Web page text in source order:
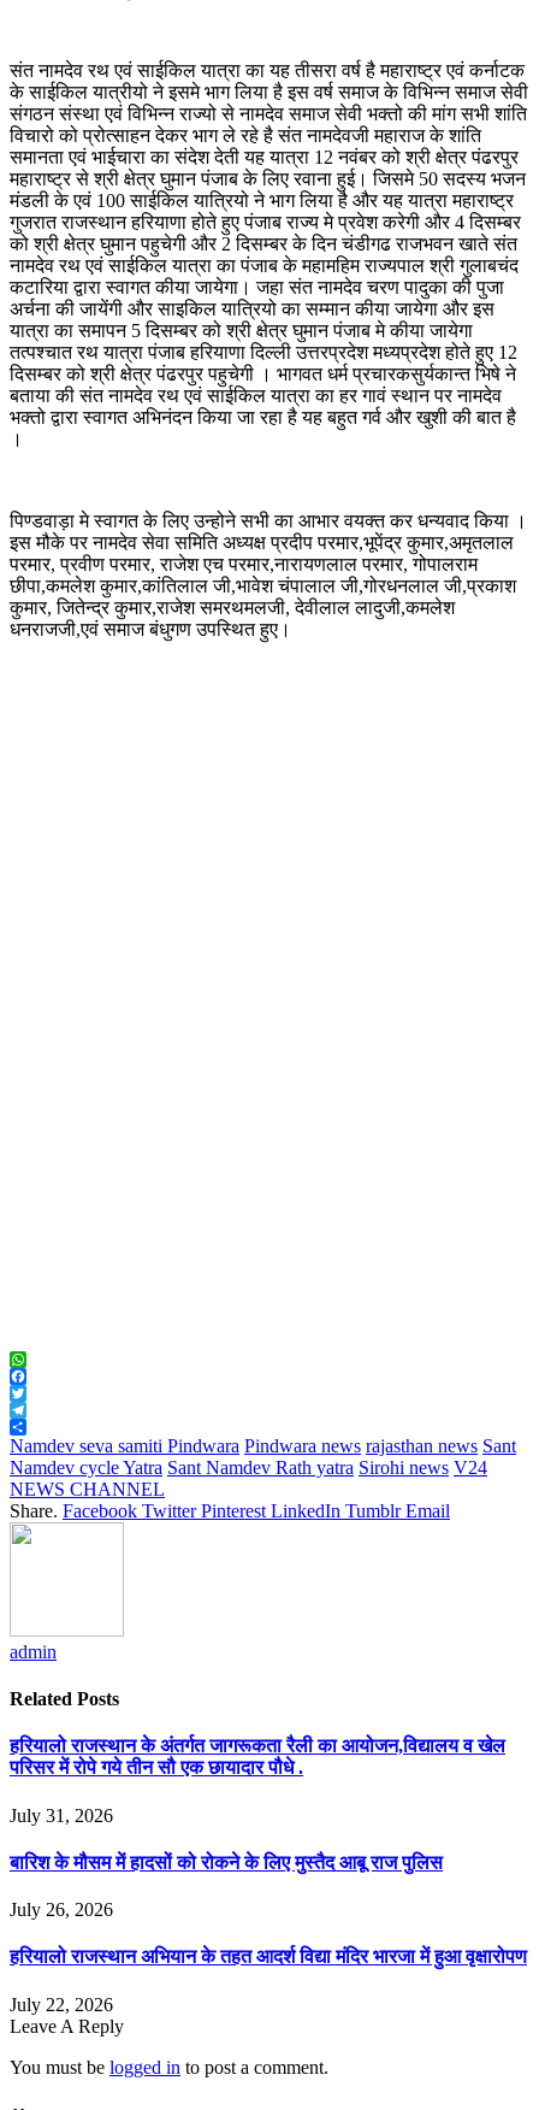
संत नामदेव रथ एवं साईकिल यात्रा का यह तीसरा वर्ष है महाराष्ट्र एवं कर्नाटक
के साईकिल यात्रीयो ने इसमे भाग लिया है इस वर्ष समाज के विभिन्न समाज सेवी
संगठन संस्था एवं विभिन्न राज्यो से नामदेव समाज सेवी भक्तो की मांग सभी शांति
विचारो को प्रोत्साहन देकर भाग ले रहे है संत नामदेवजी महाराज के शांति
समानता एवं भाईचारा का संदेश देती यह यात्रा 12 नवंबर को श्री क्षेत्र पंढरपुर
महाराष्ट्र से श्री क्षेत्र घुमान पंजाब के लिए रवाना हुई। जिसमे 50 सदस्य भजन
मंडली के एवं 100 साईकिल यात्रियो ने भाग लिया है और यह यात्रा महाराष्ट्र
गुजरात राजस्थान हरियाणा होते हुए पंजाब राज्य मे प्रवेश करेगी और 4 दिसम्बर
को श्री क्षेत्र घुमान पहुचेगी और 2 दिसम्बर के दिन चंडीगढ राजभवन खाते संत
नामदेव रथ एवं साईकिल यात्रा का पंजाब के महामहिम राज्यपाल श्री गुलाबचंद
कटारिया द्वारा स्वागत कीया जायेगा। जहा संत नामदेव चरण पादुका की पुजा
अर्चना की जायेंगी और साइकिल यात्रियो का सम्मान कीया जायेगा और इस
यात्रा का समापन 5 दिसम्बर को श्री क्षेत्र घुमान पंजाब मे कीया जायेगा
तत्पश्चात रथ यात्रा पंजाब हरियाणा दिल्ली उत्तरप्रदेश मध्यप्रदेश होते हुए 12
दिसम्बर को श्री क्षेत्र पंढरपुर पहुचेगी । भागवत धर्म प्रचारकसुर्यकान्त भिषे ने
बताया की संत नामदेव रथ एवं साईकिल यात्रा का हर गावं स्थान पर नामदेव
भक्तो द्वारा स्वागत अभिनंदन किया जा रहा है यह बहुत गर्व और खुशी की बात है
।
पिण्डवाड़ा मे स्वागत के लिए उन्होने सभी का आभार वयक्त कर धन्यवाद किया ।
इस मौके पर नामदेव सेवा समिति अध्यक्ष प्रदीप परमार,भूपेंद्र कुमार,अमृतलाल
परमार, प्रवीण परमार, राजेश एच परमार,नारायणलाल परमार, गोपालराम
छीपा,कमलेश कुमार,कांतिलाल जी,भावेश चंपालाल जी,गोरधनलाल जी,प्रकाश
कुमार, जितेन्द्र कुमार,राजेश समरथमलजी, देवीलाल लादुजी,कमलेश
धनराजजी,एवं समाज बंधुगण उपस्थित हुए।
WhatsApp
Facebook
Twitter
Telegram
Share
Namdev seva samiti Pindwara Pindwara news rajasthan news Sant
Namdev cycle Yatra Sant Namdev Rath yatra Sirohi news V24
NEWS CHANNEL
Share. Facebook Twitter Pinterest LinkedIn Tumblr Email
admin
Related Posts
हरियालो राजस्थान के अंतर्गत जागरूकता रैली का आयोजन,विद्यालय व खेल
परिसर में रोपे गये तीन सौ एक छायादार पौधे .
July 31, 2026
बारिश के मौसम में हादसों को रोकने के लिए मुस्तैद आबू राज पुलिस
July 26, 2026
हरियालो राजस्थान अभियान के तहत आदर्श विद्या मंदिर भारजा में हुआ वृक्षारोपण
July 22, 2026
Leave A Reply
You must be logged in to post a comment.